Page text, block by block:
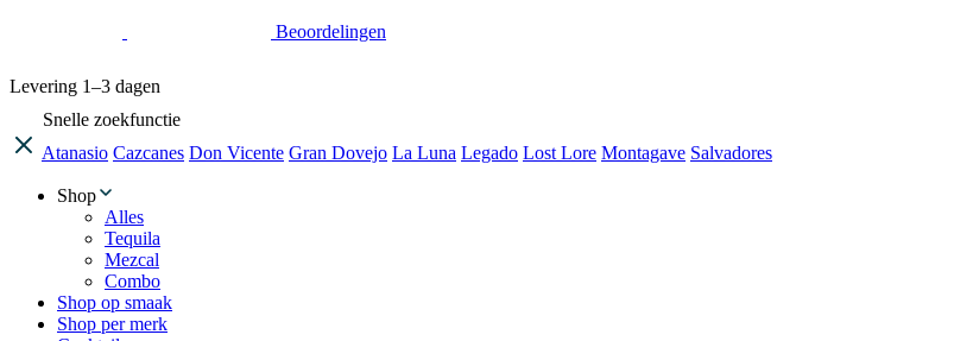
Beoordelingen
Levering 1–3 dagen
Snelle zoekfunctie
Atanasio Cazcanes Don Vicente Gran Dovejo La Luna Legado Lost Lore Montagave Salvadores
Shop
Alles
Tequila
Mezcal
Combo
Shop op smaak
Shop per merk